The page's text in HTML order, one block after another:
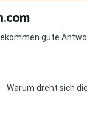
gute
Warum dreht sich